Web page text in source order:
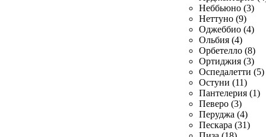
Неббьюно (3)
Неттуно (9)
Оджеббио (4)
Ольбия (4)
Орбетелло (8)
Ортиджия (3)
Оспедалетти (5)
Остуни (11)
Пантелерия (1)
Певеро (3)
Перуджа (4)
Пескара (31)